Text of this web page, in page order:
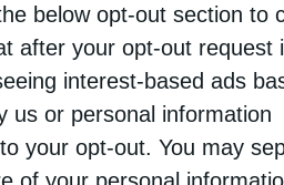
below opt-out section to
after your opt-out request
interest-based ads
us or personal information
your opt-out. You may
of your personal
αειμνήστου
εξυπηρετούσε αρκετές
να φτάσει στο ναό
από αυτή την
από τη